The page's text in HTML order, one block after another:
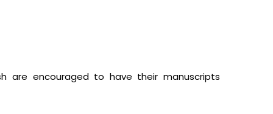
are encouraged to have their manuscripts